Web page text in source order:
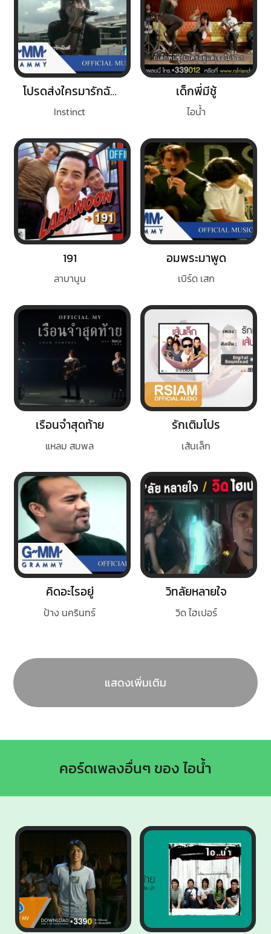
โปรดส่งใครมารักฉันที
Instinct
เด็กพี่มีชู้
ไอน้ำ
191
ลาบานูน
อมพระมาพูด
เบิร์ด เสก
เรือนจำสุดท้าย
แหลม สมพล
รักเติมโปร
เส้นเล็ก
คิดอะไรอยู่
ป้าง นครินทร์
วิทลัยหลายใจ
วิด ไฮเปอร์
แสดงเพิ่มเติม
คอร์ดเพลงอื่นๆ ของ ไอน้ำ